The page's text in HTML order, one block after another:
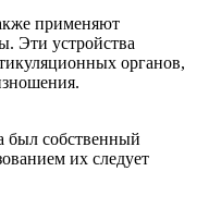
применяют
Эти устройства
органов,
был собственный
их следует